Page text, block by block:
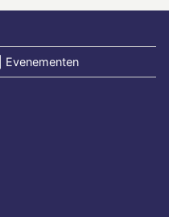
Evenementen